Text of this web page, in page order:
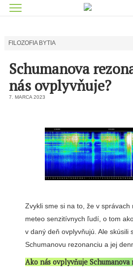
FILOZOFIA BYTIA
Schumanova
nás ovplyvňuje?
7. MARCA 2023
Zvykli sme si na to, že v
meteo senzitívnych ľudí, o tom
v daný deň ovplyvňujú. Ale skúsili
Schumanovu rezonanciu a jej
Ako nás ovplyvňuje Schumanova